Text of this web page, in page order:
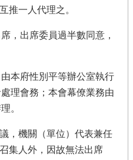
推一人代理之。
，出席委員過半數同意，
本府性別平等辦公室執行
理會務；本會幕僚業務由
。
，機關（單位）代表兼任
集人外，因故無法出席